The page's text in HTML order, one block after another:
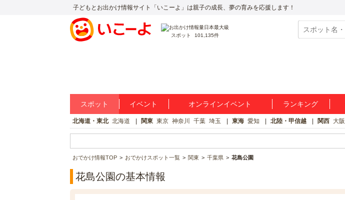
子どもとお出かけ情報サイト「いこーよ」は親子の成長、夢の育みを応援します！
スポット 101,135件
スポット イベント オンラインイベント ランキング
北海道・東北 北海道 関東 東京 神奈川 千葉 埼玉 東海 愛知 北陸・甲信越 関西 大阪
おでかけ情報TOP おでかけスポット一覧 関東 千葉県 花島公園
花島公園の基本情報